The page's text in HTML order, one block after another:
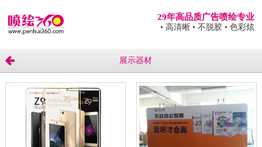
29年高品质广告喷绘专业
• 高清晰 • 不脱胶 • 色彩炫
展示器材